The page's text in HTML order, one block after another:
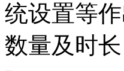
统设置等
数量及时长